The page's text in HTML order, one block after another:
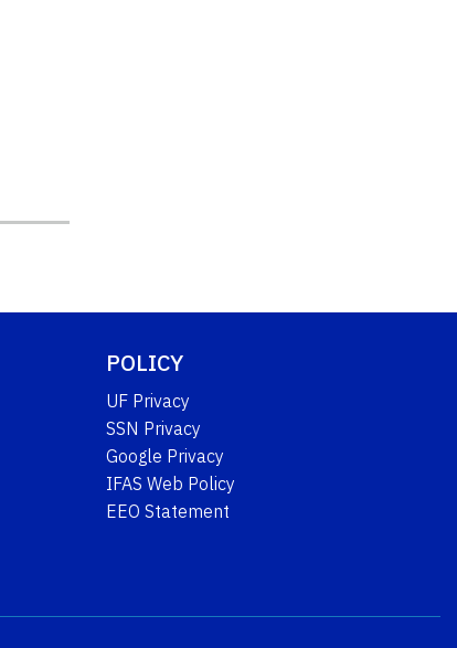
POLICY
UF Privacy
SSN Privacy
Google Privacy
IFAS Web Policy
EEO Statement